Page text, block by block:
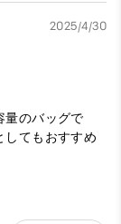
2025/4/30
量のバッグで
してもおすすめ